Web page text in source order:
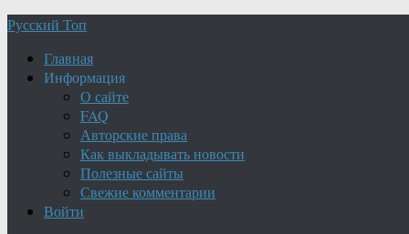
Русский Топ
Главная
Информация
О сайте
FAQ
Авторские права
Как выкладывать новости
Полезные сайты
Свежие комментарии
Войти